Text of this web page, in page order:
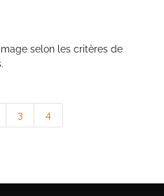
selon les critères de
3 4